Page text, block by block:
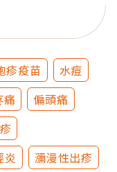
疹疫苗
水痘
痛
偏頭痛
炎 瀰漫性出疹